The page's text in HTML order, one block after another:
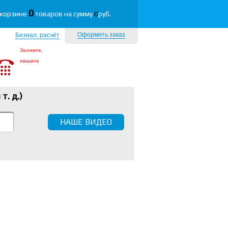
0товаров на сумму0руб.
Оформить заказ
Безнал. расчёт
Звоните,
пишите
т. д.)
НАШЕ ВИДЕО